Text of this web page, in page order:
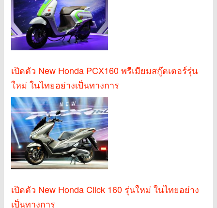
เปิดตัว New Honda PCX160 พรีเมียมสกู๊ตเตอร์รุ่น
ใหม่ ในไทยอย่างเป็นทางการ
เปิดตัว New Honda Click 160 รุ่นใหม่ ในไทยอย่าง
เป็นทางการ